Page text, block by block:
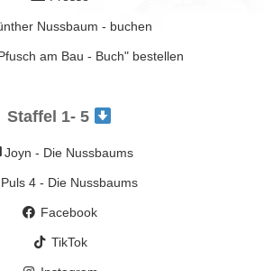
Nussbaum - buchen
am Bau - Buch" bestellen
Staffel 1- 5
Joyn - Die Nussbaums
Puls 4 - Die Nussbaums
Facebook
TikTok